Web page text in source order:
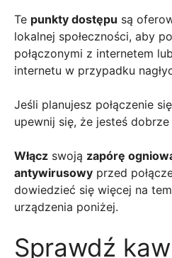
Te punkty dostępu są
lokalnej społeczności, aby
połączonymi z internetem
internetu w przypadku
Jeśli planujesz połączenie
upewnij się, że jesteś
Włącz swoją zapórę
antywirusowy przed
dowiedzieć się więcej na
urządzenia poniżej.
Sprawdź